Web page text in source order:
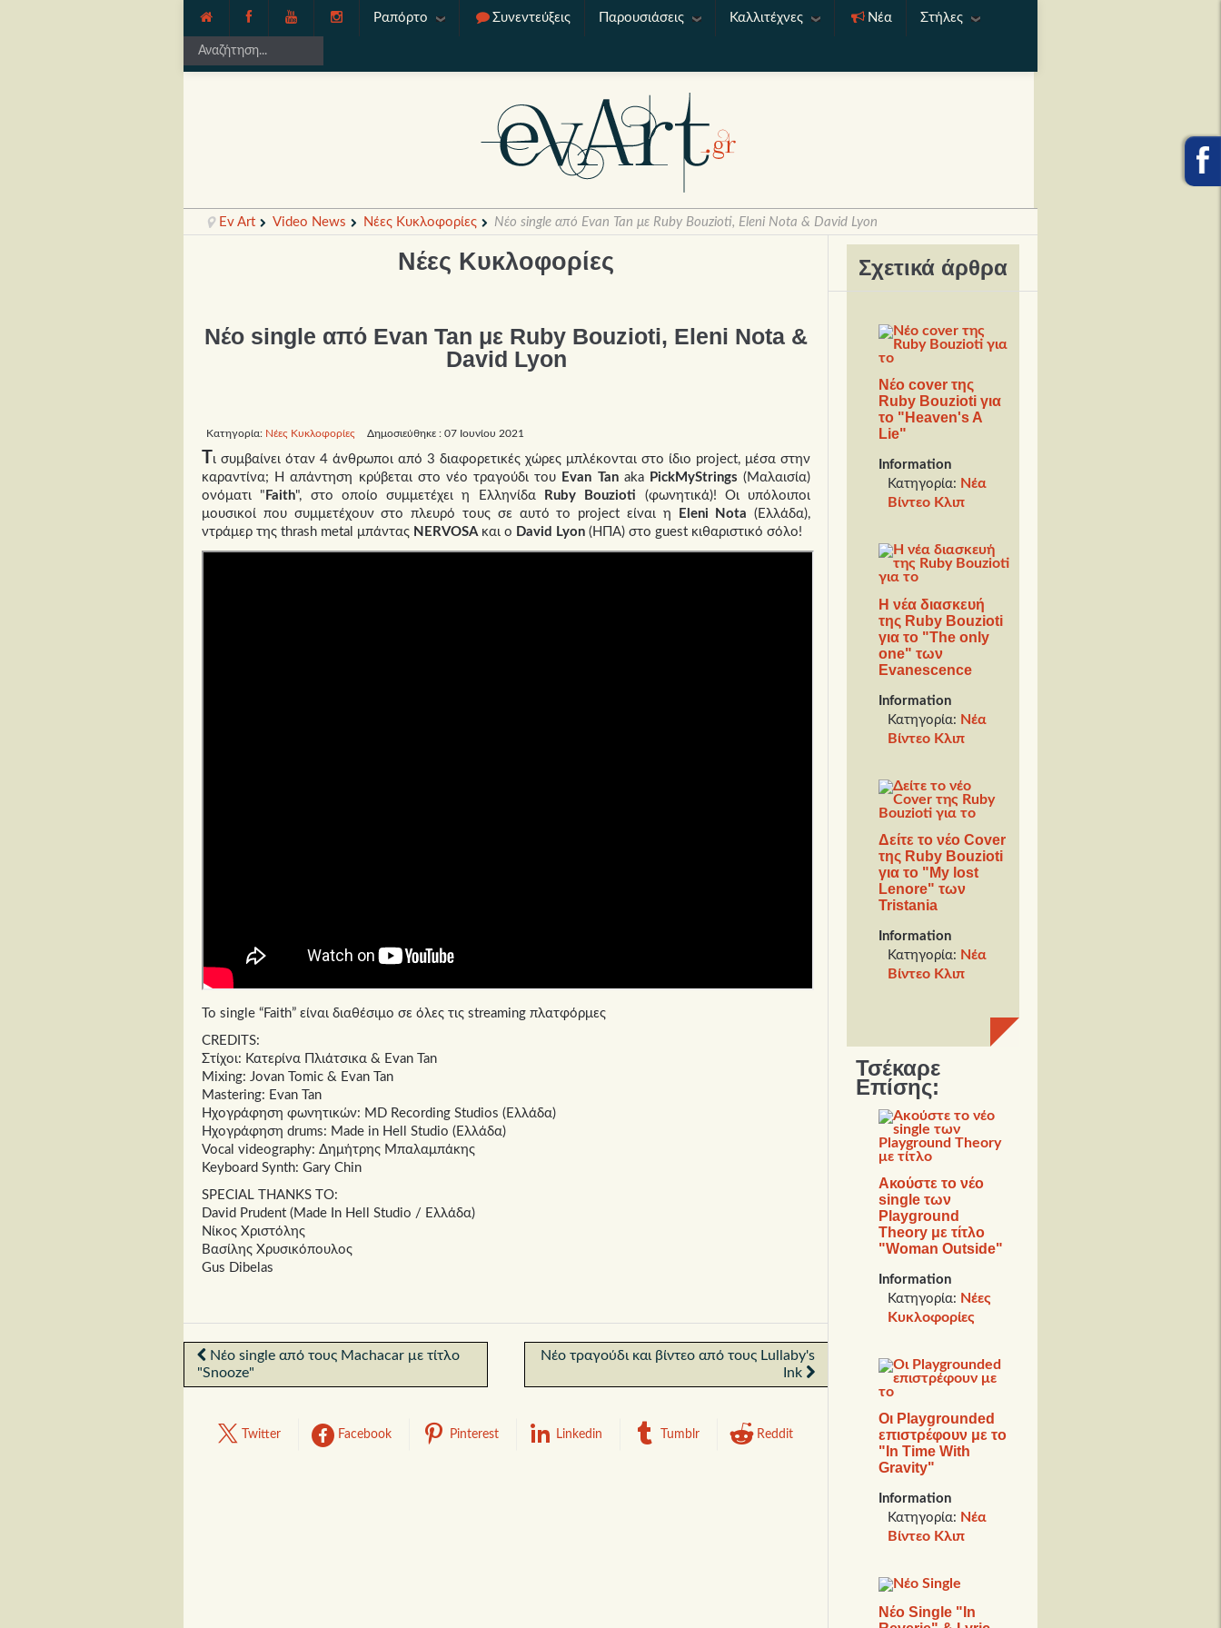
Ραπόρτο Συνεντεύξεις Παρουσιάσεις Καλλιτέχνες Νέα Στήλες
Ev Art Video News Νέες Κυκλοφορίες Νέο single από Evan Tan με Ruby Bouzioti, Eleni Nota & David Lyon
Νέες Κυκλοφορίες
Νέο single από Evan Tan με Ruby Bouzioti, Eleni Nota &
David Lyon
Κατηγορία: Νέες Κυκλοφορίες Δημοσιεύθηκε : 07 Ιουνίου 2021
Τι συμβαίνει όταν 4 άνθρωποι από 3 διαφορετικές χώρες μπλέκονται στο ίδιο project, μέσα στην
καραντίνα; Η απάντηση κρύβεται στο νέο τραγούδι του Evan Tanaka PickMyStrings (Μαλαισία)
ονόματι " Faith", στο οποίο συμμετέχει η Ελληνίδα Ruby Bouzioti (φωνητικά)! Οι υπόλοιποι
μουσικοί που συμμετέχουν στο πλευρό τους σε αυτό το project είναι η
Eleni Nota (Ελλάδα),
ντράμερ της thrash metal μπάντας N ERVOSA και ο David Lyon (ΗΠΑ) στο guest κιθαριστικό σόλο!
Το single “Faith” είναι διαθέσιμο σε όλες τις streaming πλατφόρμες
CREDITS:
Στίχοι: Κατερίνα Πλιάτσικα & Evan Tan
Μixing: Jovan Tomic & Evan Tan
Mastering: Evan Tan
Ηχογράφηση φωνητικών: MD Recording Studios (Ελλάδα)
Ηχογράφηση drums: Made in Hell Studio (Ελλάδα)
Vocal videography: Δημήτρης Μπαλαμπάκης
Keyboard Synth: Gary Chin
SPECIAL THANKS TO:
David Prudent (Made In Hell Studio / Ελλάδα)
Nίκος Χριστόλης
Βασίλης Χρυσικόπουλος
Gus Dibelas
Νέο single από τους Machacar με τίτλο
"Snooze"
Νέο τραγούδι και βίντεο από τους Lullaby's
Ink
Twitter Facebook Pinterest Linkedin Tumblr Reddit
Σχετικά άρθρα
Νέο cover της
Ruby Bouzioti για
το "Ηeaven's A
Lie"
Information
Κατηγορία: Νέα
Βίντεο Κλιπ
Η νέα διασκευή
της Ruby Bouzioti
για το "The only
one" των
Evanescence
Information
Κατηγορία: Νέα
Βίντεο Κλιπ
Δείτε το νέο Cover
της Ruby Bouzioti
για το "My lost
Lenore" των
Tristania
Information
Κατηγορία: Νέα
Βίντεο Κλιπ
Τσέκαρε
Επίσης:
Ακούστε το νέο
single των
Playground
Theory με τίτλο
"Woman Outside"
Information
Κατηγορία: Νέες
Κυκλοφορίες
Οι Playgrounded
επιστρέφουν με το
"In Time With
Gravity"
Information
Κατηγορία: Νέα
Βίντεο Κλιπ
Νέο Single "In